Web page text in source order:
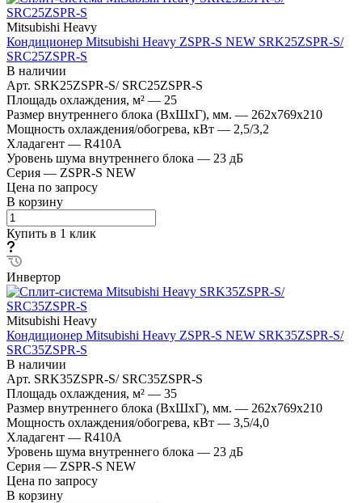
Mitsubishi Heavy
Кондиционер Mitsubishi Heavy ZSPR-S NEW SRK25ZSPR-S/
SRC25ZSPR-S
В наличии
Арт. SRK25ZSPR-S/ SRC25ZSPR-S
Площадь охлаждения, м² — 25
Размер внутреннего блока (ВхШхГ), мм. — 262х769х210
Мощность охлаждения/обогрева, кВт — 2,5/3,2
Хладагент — R410A
Уровень шума внутреннего блока — 23 дБ
Серия — ZSPR-S NEW
Цена по запросу
В корзину
Купить в 1 клик
Инвертор
Mitsubishi Heavy
Кондиционер Mitsubishi Heavy ZSPR-S NEW SRK35ZSPR-S/
SRC35ZSPR-S
В наличии
Арт. SRK35ZSPR-S/ SRC35ZSPR-S
Площадь охлаждения, м² — 35
Размер внутреннего блока (ВхШхГ), мм. — 262х769х210
Мощность охлаждения/обогрева, кВт — 3,5/4,0
Хладагент — R410A
Уровень шума внутреннего блока — 23 дБ
Серия — ZSPR-S NEW
Цена по запросу
В корзину